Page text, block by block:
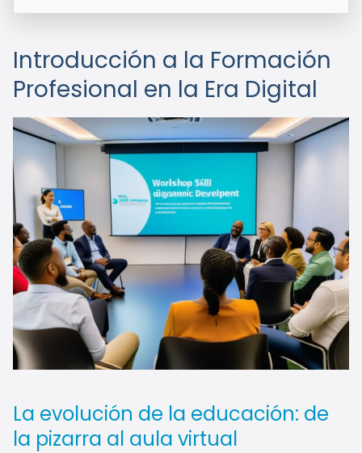
Introducción a la Formación
Profesional en la Era Digital
La evolución de la educación: de
la pizarra al aula virtual